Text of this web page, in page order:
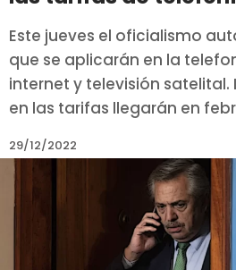
Este jueves el oficialismo
que se aplicarán en la
internet y televisión satelital.
en las tarifas llegarán en
29/12/2022